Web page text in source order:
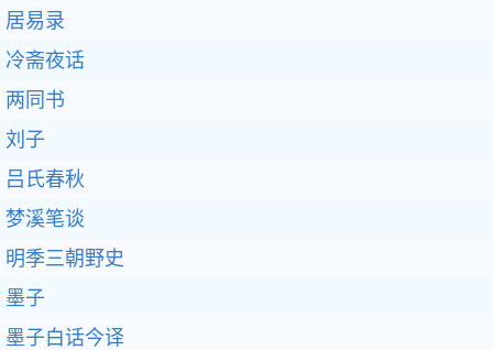
居易录
冷斋夜话
两同书
刘子
吕氏春秋
梦溪笔谈
明季三朝野史
墨子
墨子白话今译